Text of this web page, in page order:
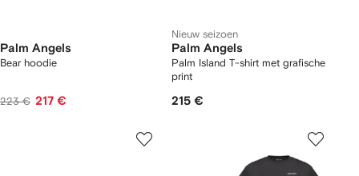
Palm Angels
Bear hoodie
223 € 217 €
Nieuw seizoen
Palm Angels
Palm Island T-shirt met grafische
print
215 €